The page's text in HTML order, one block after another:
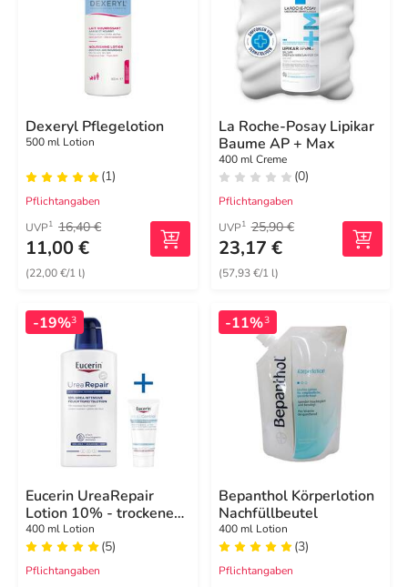
Dexeryl Pflegelotion
500 ml Lotion
(1)
Pflichtangaben
UVP1 16,40 €
11,00 €
(22,00 €/1 l)
La Roche-Posay Lipikar
Baume AP + Max
400 ml Creme
(0)
Pflichtangaben
UVP1 25,90 €
23,17 €
(57,93 €/1 l)
-19%3
Eucerin UreaRepair
Lotion 10% - trockene
Haut
400 ml Lotion
(5)
Pflichtangaben
-11%3
Bepanthol Körperlotion
Nachfüllbeutel
400 ml Lotion
(3)
Pflichtangaben